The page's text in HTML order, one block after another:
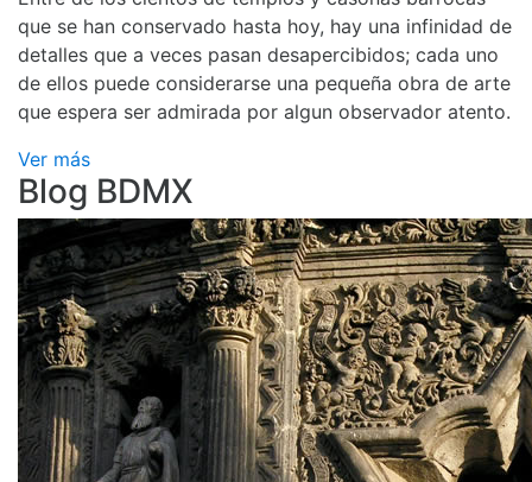
que se han conservado hasta hoy, hay una infinidad de
detalles que a veces pasan desapercibidos; cada uno
de ellos puede considerarse una pequeña obra de arte
que espera ser admirada por algun observador atento.
Ver más
Blog BDMX